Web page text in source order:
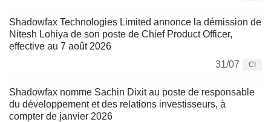
Shadowfax Technologies Limited annonce la démission de
Nitesh Lohiya de son poste de Chief Product Officer,
effective au 7 août 2026
31/07
CI
Shadowfax nomme Sachin Dixit au poste de responsable
du développement et des relations investisseurs, à
compter de janvier 2026